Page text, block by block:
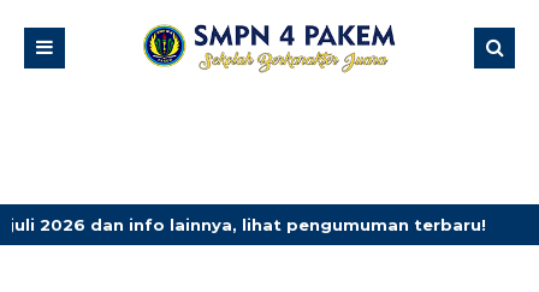
lainnya, lihat pengumuman terbaru! 4 minggu